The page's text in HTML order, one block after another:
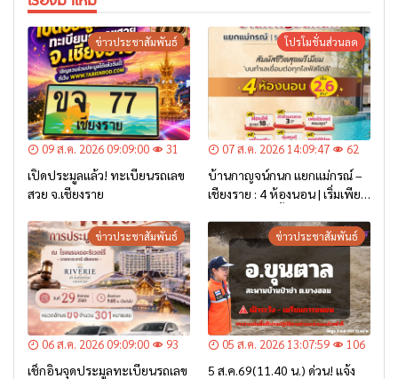
ข่าวประชาสัมพันธ์
09 ส.ค. 2026 09:09:00 31
เปิดประมูลแล้ว! ทะเบียนรถเลข
สวย จ.เชียงราย
โปรโมชั่นส่วนลด
07 ส.ค. 2026 14:09:47 62
บ้านกาญจน์กนก แยกแม่กรณ์ –
เชียงราย : 4 ห้องนอน | เริ่มเพียง
ข่าวประชาสัมพันธ์
06 ส.ค. 2026 09:09:00 93
เช็กอินจุดประมูลทะเบียนรถเลข
ข่าวประชาสัมพันธ์
05 ส.ค. 2026 13:07:59 106
5 ส.ค.69(11.40 น.) ด่วน! แจ้ง